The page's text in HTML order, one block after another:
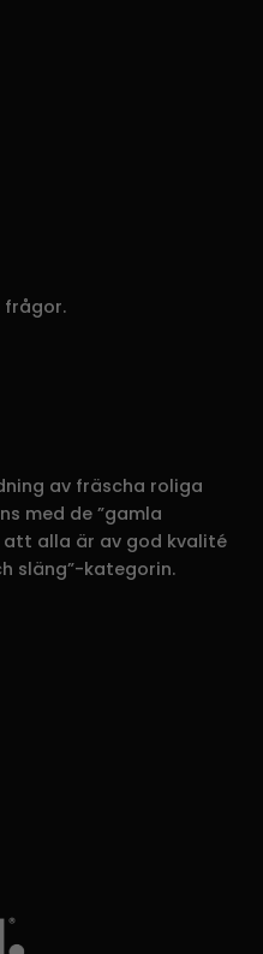
frågor.
av fräscha roliga
med de ”gamla
att alla är av god kvalité
släng”-kategorin.